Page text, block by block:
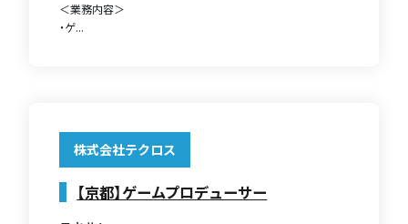
＜業務内容＞
・ゲ...
株式会社テクロス
【京都】ゲームプロデューサー